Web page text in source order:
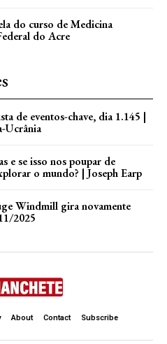
do curso de Medicina
do Acre
de eventos-chave, dia 1.145 |
Ucrânia
e se isso nos poupar de
o mundo? | Joseph Earp
Windmill gira novamente
2025
About Contact Subscribe